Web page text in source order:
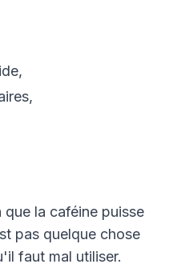
que la caféine puisse
pas quelque chose
faut mal utiliser.